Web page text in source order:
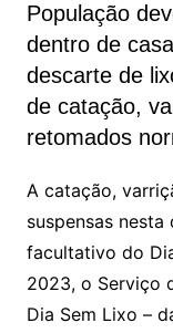
População
dentro de
descarte de
de catação,
retomados
A catação,
suspensas
facultativo do
2023, o Serviço
Dia Sem Lixo –